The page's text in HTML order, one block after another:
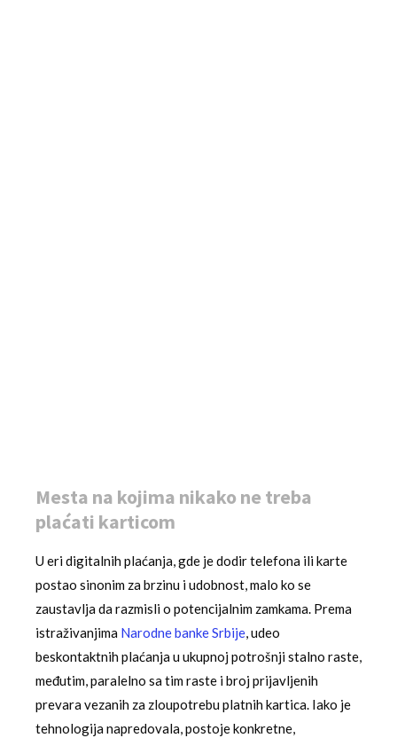
Mesta na kojima nikako ne treba
plaćati karticom
U eri digitalnih plaćanja, gde je dodir telefona ili karte
postao sinonim za brzinu i udobnost, malo ko se
zaustavlja da razmisli o potencijalnim zamkama. Prema
istraživanjima Narodne banke Srbije, udeo
beskontaktnih plaćanja u ukupnoj potrošnji stalno raste,
međutim, paralelno sa tim raste i broj prijavljenih
prevara vezanih za zloupotrebu platnih kartica. Iako je
tehnologija napredovala, postoje konkretne,